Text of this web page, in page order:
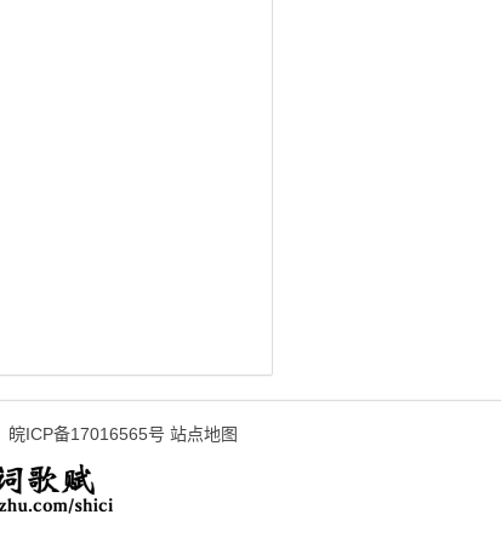
皖ICP备17016565号 站点地图